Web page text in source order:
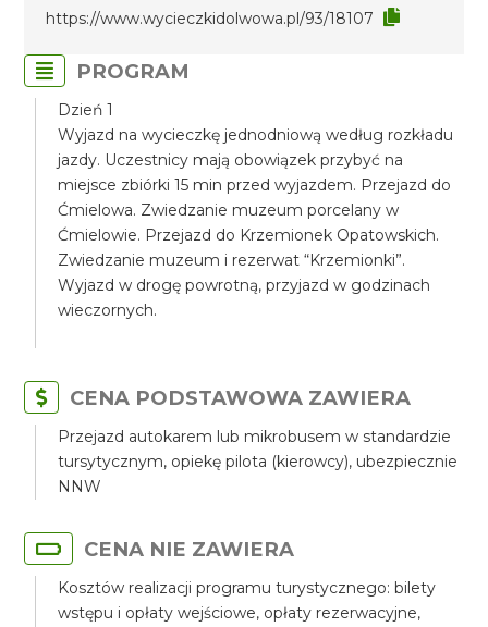
https://www.wycieczkidolwowa.pl/93/18107
PROGRAM
Dzień 1
Wyjazd na wycieczkę jednodniową według rozkładu
jazdy. Uczestnicy mają obowiązek przybyć na
miejsce zbiórki 15 min przed wyjazdem. Przejazd do
Ćmielowa. Zwiedzanie muzeum porcelany w
Ćmielowie. Przejazd do Krzemionek Opatowskich.
Zwiedzanie muzeum i rezerwat “Krzemionki”.
Wyjazd w drogę powrotną, przyjazd w godzinach
wieczornych.
CENA PODSTAWOWA ZAWIERA
Przejazd autokarem lub mikrobusem w standardzie
tursytycznym, opiekę pilota (kierowcy), ubezpiecznie
NNW
CENA NIE ZAWIERA
Kosztów realizacji programu turystycznego: bilety
wstępu i opłaty wejściowe, opłaty rezerwacyjne,